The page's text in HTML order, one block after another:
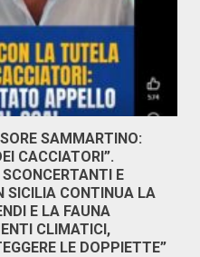
SAMMARTINO:
CACCIATORI”.
E
SICILIA CONTINUA LA
E LA FAUNA
CLIMATICI,
LE DOPPIETTE”